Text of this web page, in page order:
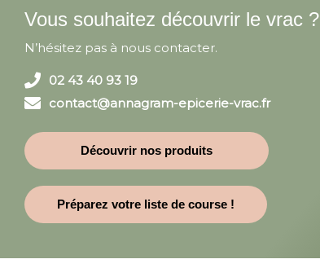
Vous souhaitez découvrir le vrac ?
N’hésitez pas à nous contacter.
02 43 40 93 19
contact@annagram-epicerie-vrac.fr
Découvrir nos produits
Préparez votre liste de course !